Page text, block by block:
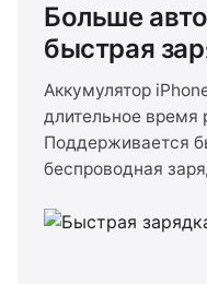
Больше
быстрая
Аккумулятор
длительное время
Поддерживается
беспроводная